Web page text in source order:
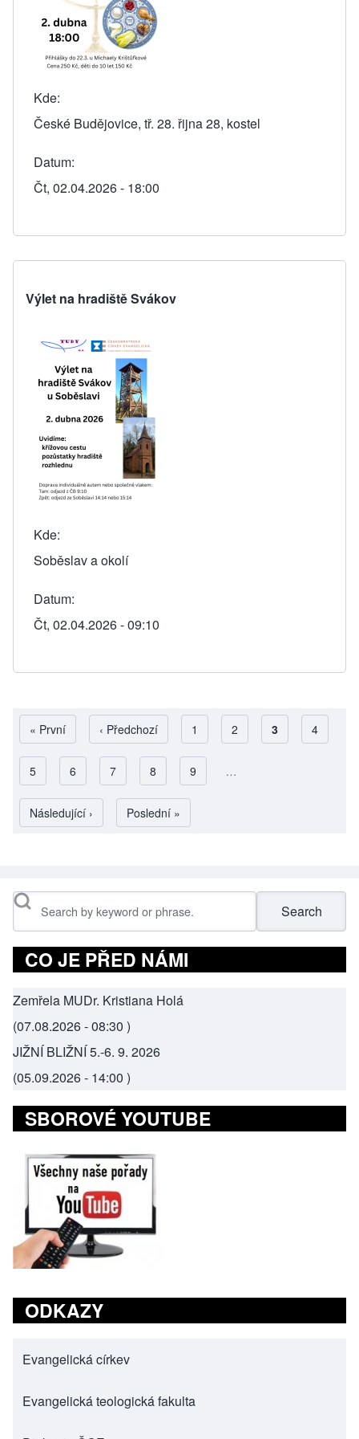
Kde
České Budějovice, tř. 28. řijna 28, kostel
Datum
Čt, 02.04.2026 - 18:00
Výlet na hradiště Svákov
Kde
Soběslav a okolí
Datum
Čt, 02.04.2026 - 09:10
Pagination
First page
« První Předchozí stránka
‹ Předchozí Page
1 Page
2 Aktuální
3 Page
4
Page
5 Page
6 Page
7 Page
8 Page
9 …
Následující stránka
Následující › Poslední stránka
Poslední »
Search
CO JE PŘED NÁMI
Zemřela MUDr. Kristiana Holá
(07.08.2026 - 08:30 )
JIŽNÍ BLIŽNÍ 5.-6. 9. 2026
(05.09.2026 - 14:00 )
SBOROVÉ YOUTUBE
ODKAZY
Evangelická církev
(opens in new tab)
Evangelická teologická fakulta
(opens in new tab)